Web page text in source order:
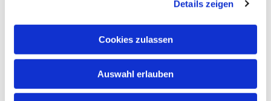
Details zeigen
Cookies zulassen
Auswahl erlauben